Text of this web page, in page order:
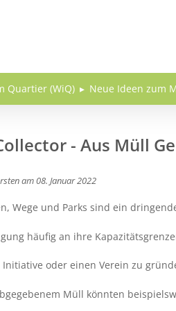
Quartier (WiQ) Neue Ideen zum
- Aus Müll
am08. Januar 2022
Wege und Parks sind ein
häufig an ihre
Initiative oder einen Verein zu
Müll könnten